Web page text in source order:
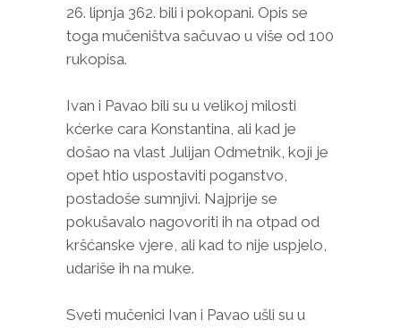
26. lipnja 362. bili i pokopani. Opis se
toga mučeništva sačuvao u više od 100
rukopisa.
Ivan i Pavao bili su u velikoj milosti
kćerke cara Konstantina, ali kad je
došao na vlast Julijan Odmetnik, koji je
opet htio uspostaviti poganstvo,
postadoše sumnjivi. Najprije se
pokušavalo nagovoriti ih na otpad od
kršćanske vjere, ali kad to nije uspjelo,
udariše ih na muke.
Sveti mučenici Ivan i Pavao ušli su u